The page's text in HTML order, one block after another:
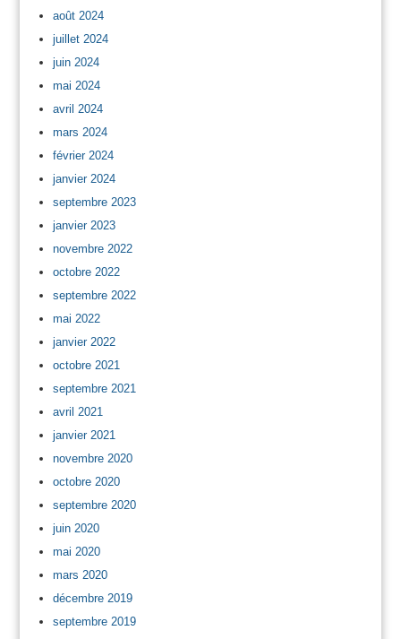
août 2024
juillet 2024
juin 2024
mai 2024
avril 2024
mars 2024
février 2024
janvier 2024
septembre 2023
janvier 2023
novembre 2022
octobre 2022
septembre 2022
mai 2022
janvier 2022
octobre 2021
septembre 2021
avril 2021
janvier 2021
novembre 2020
octobre 2020
septembre 2020
juin 2020
mai 2020
mars 2020
décembre 2019
septembre 2019